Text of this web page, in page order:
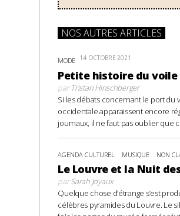
NOS AUTRES ARTICLES
MODE 14 OCTOBRE 2021
Petite histoire du
parTristan Hinschberger
Si les débats concernant le port du
occidentale apparaissent encore
journaux, il ne faut pas oublier que
AGENDA CULTUREL MUSIQUE NON
Le Louvre et la Nuit
parSarah Joyaux
Quelque chose d’étrange s’est
célèbres pyramides du Louvre. Le